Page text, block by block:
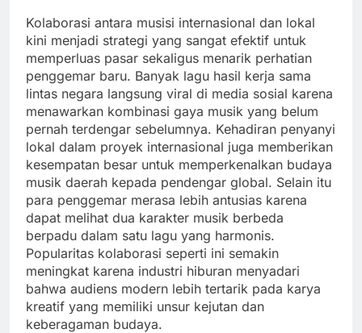
Kolaborasi antara musisi internasional dan lokal
kini menjadi strategi yang sangat efektif untuk
memperluas pasar sekaligus menarik perhatian
penggemar baru. Banyak lagu hasil kerja sama
lintas negara langsung viral di media sosial karena
menawarkan kombinasi gaya musik yang belum
pernah terdengar sebelumnya. Kehadiran penyanyi
lokal dalam proyek internasional juga memberikan
kesempatan besar untuk memperkenalkan budaya
musik daerah kepada pendengar global. Selain itu
para penggemar merasa lebih antusias karena
dapat melihat dua karakter musik berbeda
berpadu dalam satu lagu yang harmonis.
Popularitas kolaborasi seperti ini semakin
meningkat karena industri hiburan menyadari
bahwa audiens modern lebih tertarik pada karya
kreatif yang memiliki unsur kejutan dan
keberagaman budaya.